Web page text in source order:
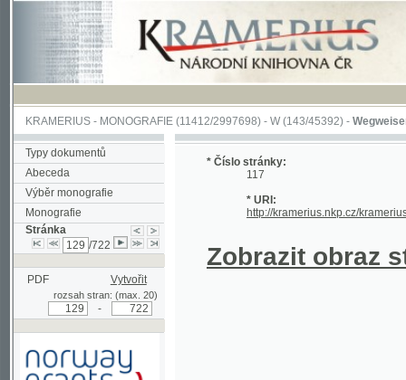
KRAMERIUS-MONOGRAFIE(11412/2997698) -W (143/45392)-Wegweiser durch
Typy dokumentů
Abeceda
Výběr monografie
Monografie
Stránka
/722
PDF Vytvořit
rozsah stran: (max. 20)
* Číslo stránky:
117
* URI:
http://kramerius.nkp.cz/kramerius/